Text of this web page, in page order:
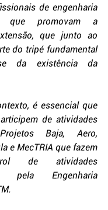
de engenharia
que promovam a
que junto ao
do tripé fundamental
da existência da
de atividades
Baja, Aero,
e MecTRIA que fazem
de atividades
pela Engenharia